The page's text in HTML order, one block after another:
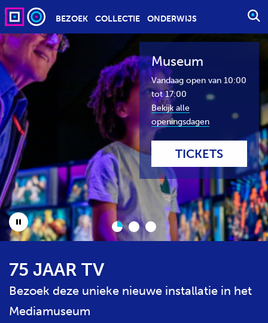
BEZOEK COLLECTIE ONDERWIJS
S
T
Z
O
E
K
O
P
D
R
T
Museum
Vandaag open van 10:00
tot 17:00
Bekijk alle
openingsdagen
TICKETS
P
A
S
E
O
75 JAAR TV
Bezoek deze unieke nieuwe installatie in het
Mediamuseum